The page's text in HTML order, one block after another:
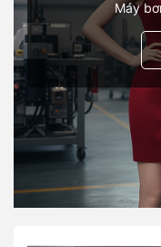
Máy